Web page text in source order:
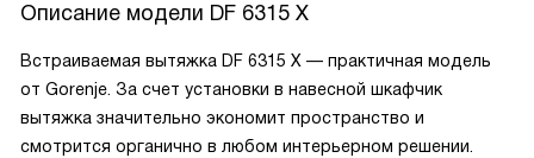
Описание модели DF 6315 X
Встраиваемая вытяжка DF 6315 X — практичная модель
от Gorenje. За счет установки в навесной шкафчик
вытяжка значительно экономит пространство и
смотрится органично в любом интерьерном решении.